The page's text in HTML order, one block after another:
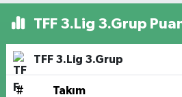
TFF 3.Lig 3.Grup
TFF 3.Lig 3.Grup
# Takım